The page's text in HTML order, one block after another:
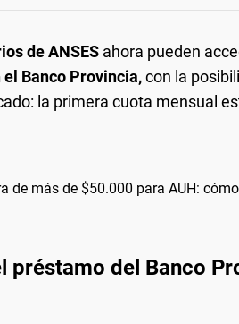
de ANSES ahora pueden
el Banco Provincia,con la
la primera cuota mensual
de más de $50.000 para AUH:
préstamo del Banco